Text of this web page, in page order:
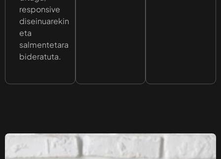
responsive
diseinuarekin
eta
salmentetara
bideratuta.